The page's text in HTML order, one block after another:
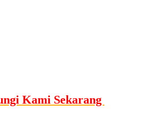
Kami Sekarang